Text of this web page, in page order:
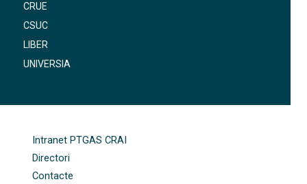
CRUE
CSUC
LIBER
UNIVERSIA
Intranet PTGAS CRAI
Directori
Contacte